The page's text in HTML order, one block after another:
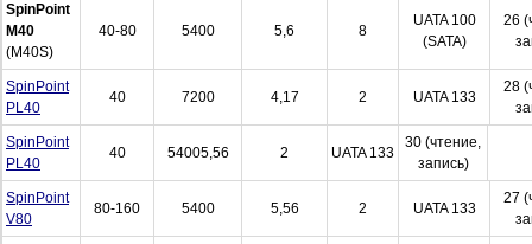
SpinPoint
M40
(M40S)
40-80 5400 5,6 8
UATA 100
(SATA)
26
SpinPoint
PL40
40 7200 4,17 2 UATA 133
28
SpinPoint
PL40
40 54005,56 2 UATA 133
30 (чтение,
запись)
SpinPoint
V80
80-160 5400 5,56 2 UATA 133
27